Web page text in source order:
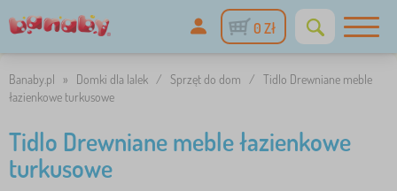
0 Zł
Banaby.pl » Domki dla lalek / Sprzęt do dom / Tidlo Drewniane meble
łazienkowe turkusowe
Tidlo Drewniane meble łazienkowe
turkusowe